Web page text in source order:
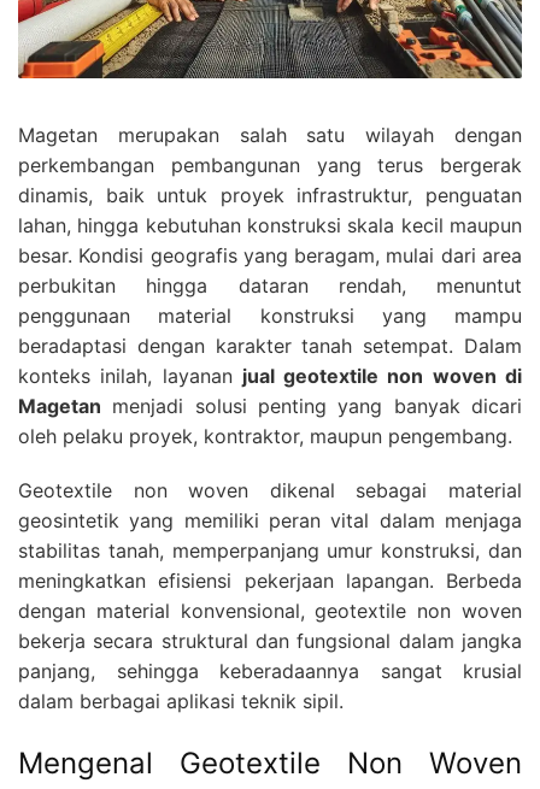
Magetan merupakan salah satu wilayah dengan
perkembangan pembangunan yang terus bergerak
dinamis, baik untuk proyek infrastruktur, penguatan
lahan, hingga kebutuhan konstruksi skala kecil maupun
besar. Kondisi geografis yang beragam, mulai dari area
perbukitan hingga dataran rendah, menuntut
penggunaan material konstruksi yang mampu
beradaptasi dengan karakter tanah setempat. Dalam
konteks inilah, layanan jual geotextile non woven di
Magetan menjadi solusi penting yang banyak dicari
oleh pelaku proyek, kontraktor, maupun pengembang.
Geotextile non woven dikenal sebagai material
geosintetik yang memiliki peran vital dalam menjaga
stabilitas tanah, memperpanjang umur konstruksi, dan
meningkatkan efisiensi pekerjaan lapangan. Berbeda
dengan material konvensional, geotextile non woven
bekerja secara struktural dan fungsional dalam jangka
panjang, sehingga keberadaannya sangat krusial
dalam berbagai aplikasi teknik sipil.
Mengenal Geotextile Non Woven